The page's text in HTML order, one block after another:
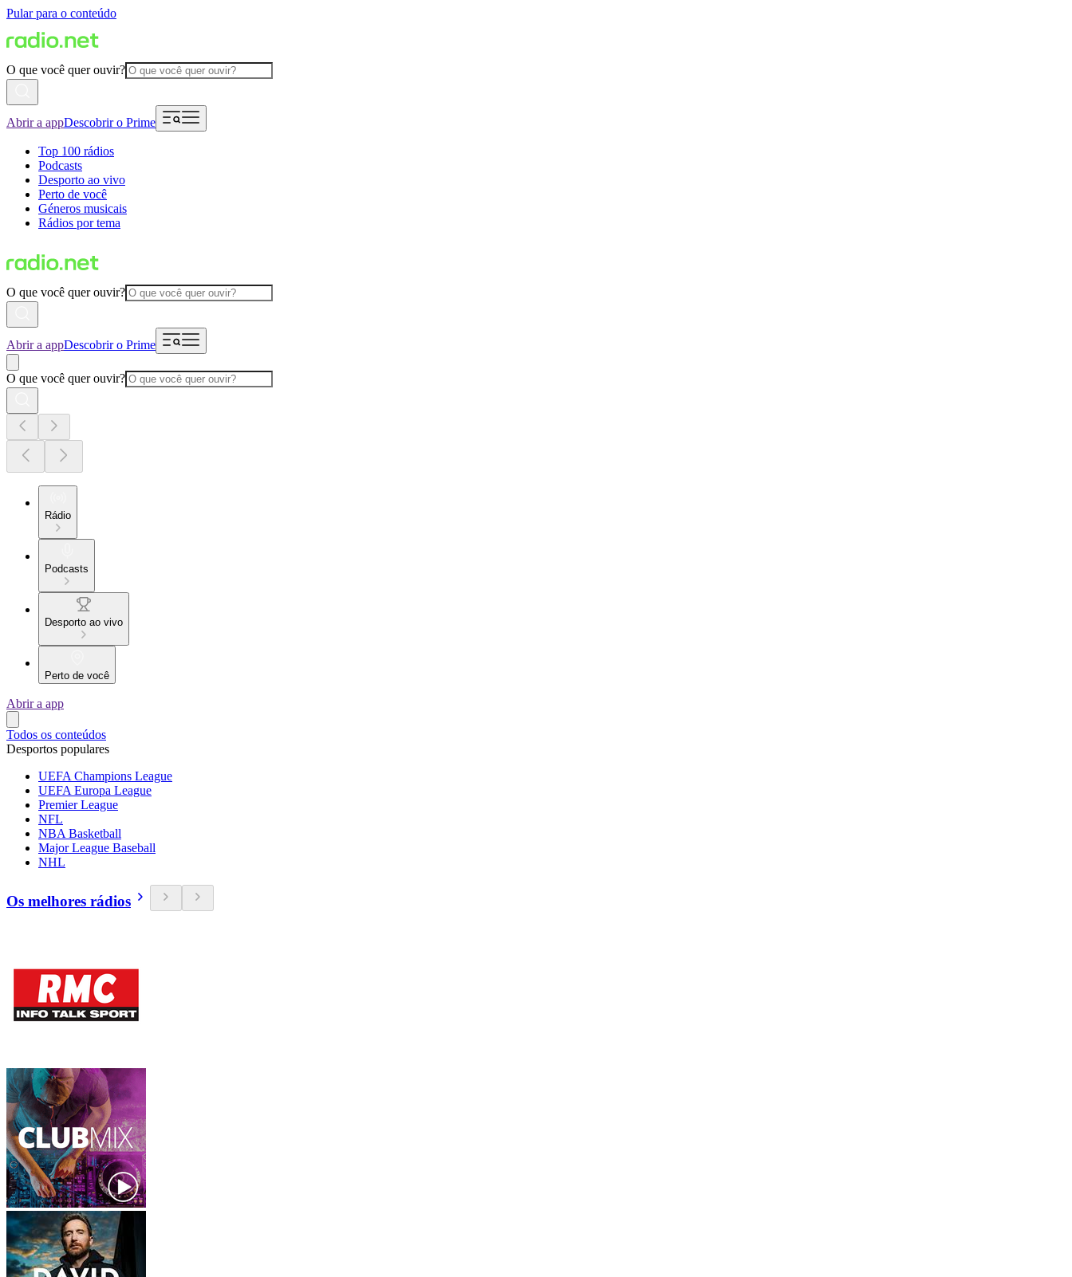
Pular para o conteúdo
O que você quer ouvir?
Abrir a appDescobrir o Prime
Top 100 rádios
Podcasts
Desporto ao vivo
Perto de você
Géneros musicais
Rádios por tema
O que você quer ouvir?
Abrir a appDescobrir o Prime
O que você quer ouvir?
Rádio
Podcasts
Desporto ao vivo
Perto de você
Abrir a app
Todos os conteúdos
Desportos populares
UEFA Champions League
UEFA Europa League
Premier League
NFL
NBA Basketball
Major League Baseball
NHL
Os melhores rádios